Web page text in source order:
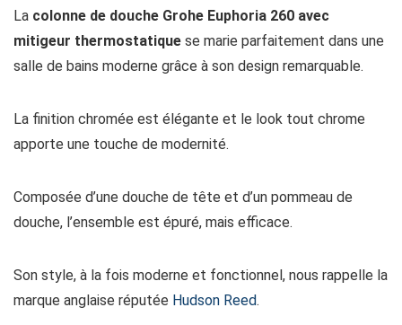
La colonne de douche Grohe Euphoria 260 avec
mitigeur thermostatique se marie parfaitement dans une
salle de bains moderne grâce à son design remarquable.
La finition chromée est élégante et le look tout chrome
apporte une touche de modernité.
Composée d’une douche de tête et d’un pommeau de
douche, l’ensemble est épuré, mais efficace.
Son style, à la fois moderne et fonctionnel, nous rappelle la
marque anglaise réputée Hudson Reed.